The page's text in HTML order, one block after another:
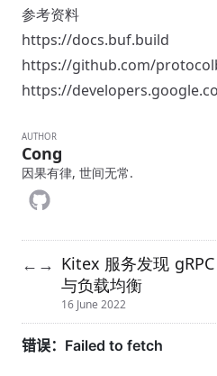
参考资料
https://docs.buf.build
https://github.com/
https://
AUTHOR
Cong
因果有律, 世间无常.
← → Kitex 服务发现
与负载均衡
16 June 2022